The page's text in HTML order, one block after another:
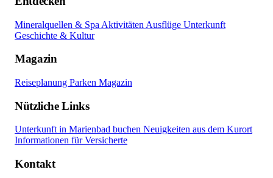
Mineralquellen & Spa Aktivitäten Ausflüge Unterkunft
Geschichte & Kultur
Magazin
Reiseplanung Parken Magazin
Nützliche Links
Unterkunft in Marienbad buchen Neuigkeiten aus dem Kurort
Informationen für Versicherte
Kontakt